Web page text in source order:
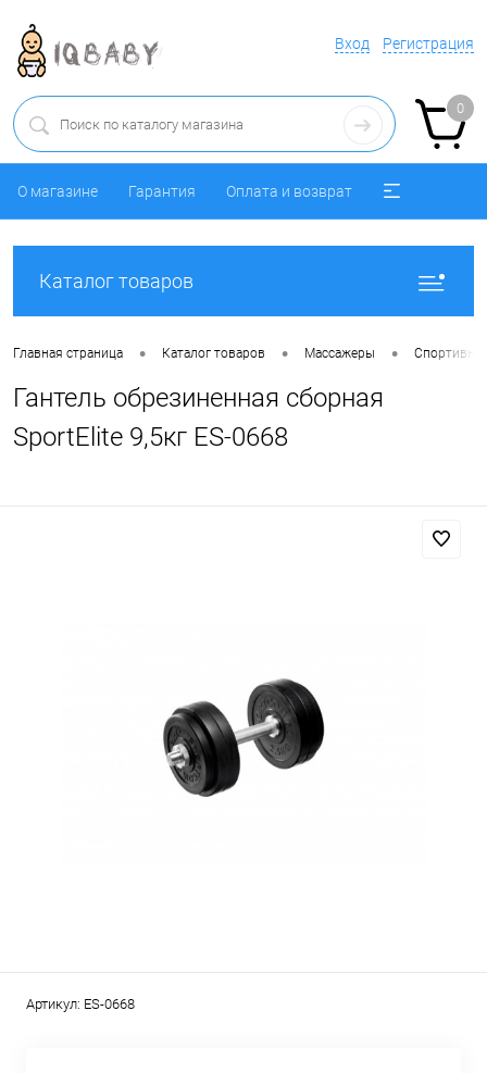
Вход Регистрация
0
О магазине Гарантия Оплата и возврат
Каталог товаров
Главная страница • Каталог товаров • Массажеры •
Гантель обрезиненная сборная
SportElite 9,5кг ES-0668
Артикул: ES-0668